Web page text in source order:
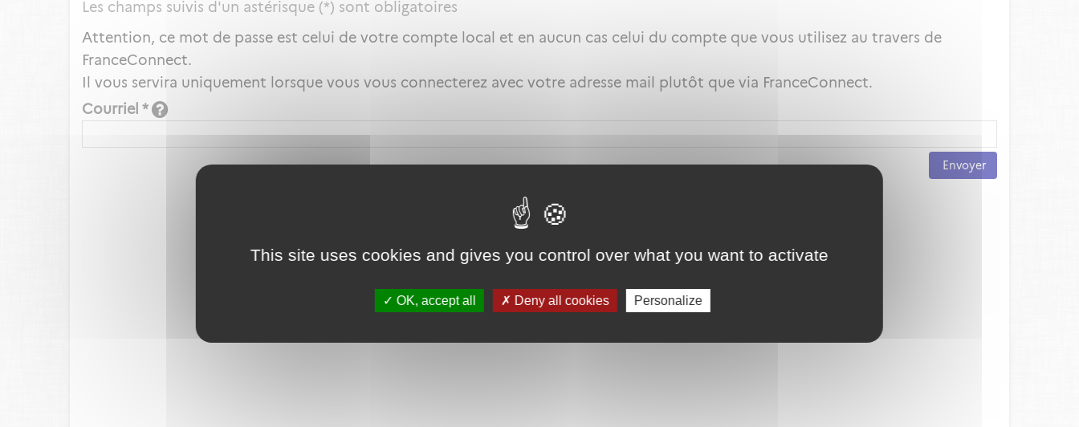
This site uses cookies and gives you control over what you want to activate
OK, accept all Deny all cookies Personalize
Les champs suivis d'un astérisque (*) sont obligatoires
Attention, ce mot de passe est celui de votre compte local et en aucun cas celui du compte que vous utilisez au travers de
FranceConnect.
Il vous servira uniquement lorsque vous vous connecterez avec votre adresse mail plutôt que via FranceConnect.
Courriel *
Envoyer